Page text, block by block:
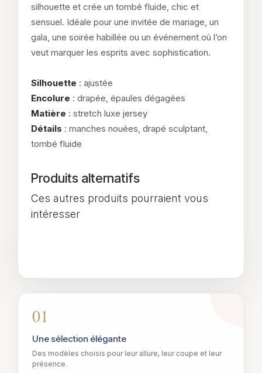
silhouette et crée un tombé fluide, chic et
sensuel. Idéale pour une invitée de mariage, un
gala, une soirée habillée ou un événement où l’on
veut marquer les esprits avec sophistication.
Silhouette : ajustée
Encolure : drapée, épaules dégagées
Matière : stretch luxe jersey
Détails : manches nouées, drapé sculptant,
tombé fluide
Produits alternatifs
Ces autres produits pourraient vous
intéresser
01
Une sélection élégante
Des modèles choisis pour leur allure, leur coupe et leur
présence.